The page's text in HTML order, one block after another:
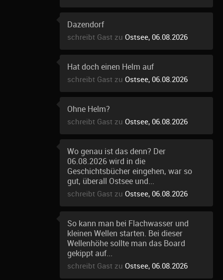
Dazendorf
schreibt Gast zu Ostsee, 06.08.2026
Hat doch einen Helm auf
schreibt Gast zu Ostsee, 06.08.2026
Ohne Helm?
schreibt Gast zu Ostsee, 06.08.2026
Wo genau ist das denn? Der
06.08.2026 wird in die
Geschichtsbücher eingehen, war so
gut, überall Ostsee und...
schreibt Gast zu Ostsee, 06.08.2026
So kann man bei Flachwasser und
kleinen Wellen starten. Bei dieser
Wellenhöhe sollte man das Board
gekippt auf...
schreibt Gast zu Ostsee, 06.08.2026